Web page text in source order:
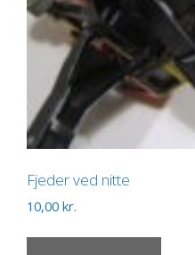
Fjeder ved nitte
10,00 kr.